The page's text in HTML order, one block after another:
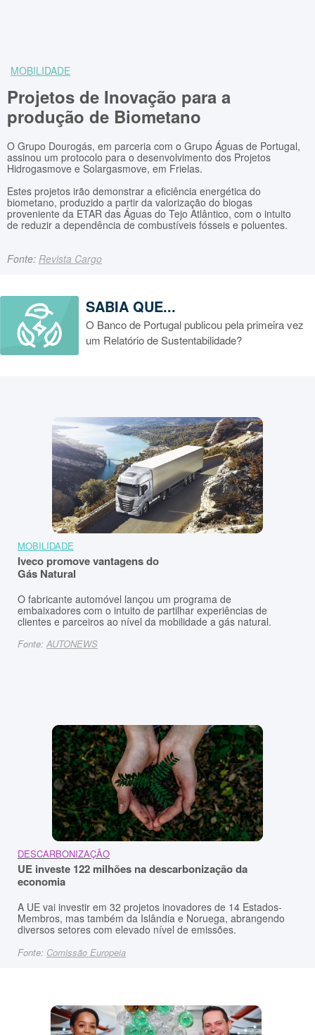
MOBILIDADE
Projetos de Inovação para a
produção de Biometano
O Grupo Dourogás, em parceria com o Grupo Águas de Portugal,
assinou um protocolo para o desenvolvimento dos Projetos
Hidrogasmove e Solargasmove, em Frielas.
Estes projetos irão demonstrar a eficiência energética do
biometano, produzido a partir da valorização do biogas
proveniente da ETAR das Águas do Tejo Atlântico, com o intuito
de reduzir a dependência de combustíveis fósseis e poluentes.
Fonte: Revista Cargo
SABIA QUE...
O Banco de Portugal publicou pela primeira vez
um Relatório de Sustentabilidade?
MOBILIDADE
Iveco promove vantagens do
Gás Natural
O fabricante automóvel lançou um programa de
embaixadores com o intuito de partilhar experiências de
clientes e parceiros ao nível da mobilidade a gás natural.
Fonte: AUTONEWS
DESCARBONIZAÇÃO
UE investe 122 milhões na descarbonização da
economia
A UE vai investir em 32 projetos inovadores de 14 Estados-
Membros, mas também da Islândia e Noruega, abrangendo
diversos setores com elevado nível de emissões.
Fonte: Comissão Europeia